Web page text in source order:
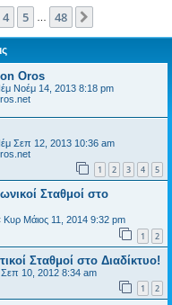
48
4 5 48
Oros
Νοέμ 14, 2013 8:18 pm
Σεπ 12, 2013 10:36 am
1 2 3 4 5
Σταθμοί στο
Κυρ Μάιος 11, 2014 9:32 pm
1 2
Σταθμοί στο Διαδίκτυο!
10, 2012 8:34 am
1 2